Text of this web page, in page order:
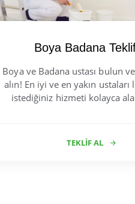
Boya Badana
Boya ve Badana ustası bulun
alın! En iyi ve en yakın
istediğiniz hizmeti kolayca
TEKLIF AL